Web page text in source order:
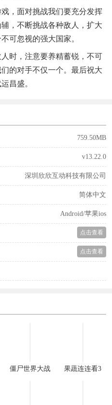
，面对挑战我们要充分发挥
，不断挑战各种敌人，扩大
可忽视的强大国家。
时，注意要养精蓄锐，不可
的对手不仅一个。最后祝大
昌盛。
759.50MB
v13.22.0
深圳欣欣互动科技有限公司
简体中文
Android/苹果ios
点击查看
点击查看
僵尸世界大战 果蔬连连看3